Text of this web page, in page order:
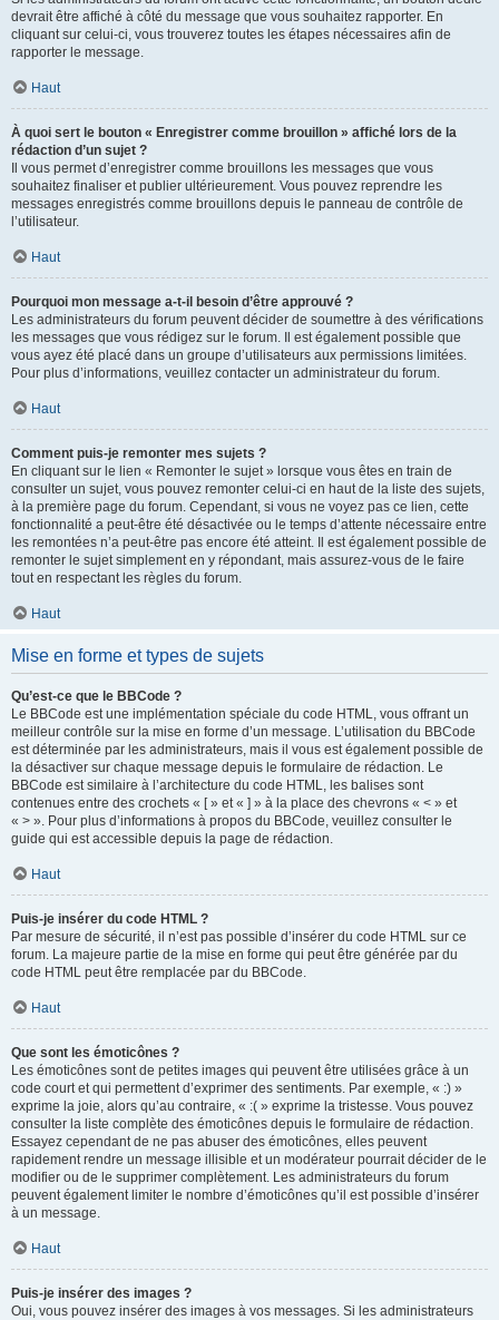
devrait être affiché à côté du message que vous souhaitez rapporter. En
cliquant sur celui-ci, vous trouverez toutes les étapes nécessaires afin de
rapporter le message.
Haut
À quoi sert le bouton « Enregistrer comme brouillon » affiché lors de la
rédaction d’un sujet ?
Il vous permet d’enregistrer comme brouillons les messages que vous
souhaitez finaliser et publier ultérieurement. Vous pouvez reprendre les
messages enregistrés comme brouillons depuis le panneau de contrôle de
l’utilisateur.
Haut
Pourquoi mon message a-t-il besoin d’être approuvé ?
Les administrateurs du forum peuvent décider de soumettre à des vérifications
les messages que vous rédigez sur le forum. Il est également possible que
vous ayez été placé dans un groupe d’utilisateurs aux permissions limitées.
Pour plus d’informations, veuillez contacter un administrateur du forum.
Haut
Comment puis-je remonter mes sujets ?
En cliquant sur le lien « Remonter le sujet » lorsque vous êtes en train de
consulter un sujet, vous pouvez remonter celui-ci en haut de la liste des sujets,
à la première page du forum. Cependant, si vous ne voyez pas ce lien, cette
fonctionnalité a peut-être été désactivée ou le temps d’attente nécessaire entre
les remontées n’a peut-être pas encore été atteint. Il est également possible de
remonter le sujet simplement en y répondant, mais assurez-vous de le faire
tout en respectant les règles du forum.
Haut
Mise en forme et types de sujets
Qu’est-ce que le BBCode ?
Le BBCode est une implémentation spéciale du code HTML, vous offrant un
meilleur contrôle sur la mise en forme d’un message. L’utilisation du BBCode
est déterminée par les administrateurs, mais il vous est également possible de
la désactiver sur chaque message depuis le formulaire de rédaction. Le
BBCode est similaire à l’architecture du code HTML, les balises sont
contenues entre des crochets « [ » et « ] » à la place des chevrons « < » et
« > ». Pour plus d’informations à propos du BBCode, veuillez consulter le
guide qui est accessible depuis la page de rédaction.
Haut
Puis-je insérer du code HTML ?
Par mesure de sécurité, il n’est pas possible d’insérer du code HTML sur ce
forum. La majeure partie de la mise en forme qui peut être générée par du
code HTML peut être remplacée par du BBCode.
Haut
Que sont les émoticônes ?
Les émoticônes sont de petites images qui peuvent être utilisées grâce à un
code court et qui permettent d’exprimer des sentiments. Par exemple, « :) »
exprime la joie, alors qu’au contraire, « :( » exprime la tristesse. Vous pouvez
consulter la liste complète des émoticônes depuis le formulaire de rédaction.
Essayez cependant de ne pas abuser des émoticônes, elles peuvent
rapidement rendre un message illisible et un modérateur pourrait décider de le
modifier ou de le supprimer complètement. Les administrateurs du forum
peuvent également limiter le nombre d’émoticônes qu’il est possible d’insérer
à un message.
Haut
Puis-je insérer des images ?
Oui, vous pouvez insérer des images à vos messages. Si les administrateurs